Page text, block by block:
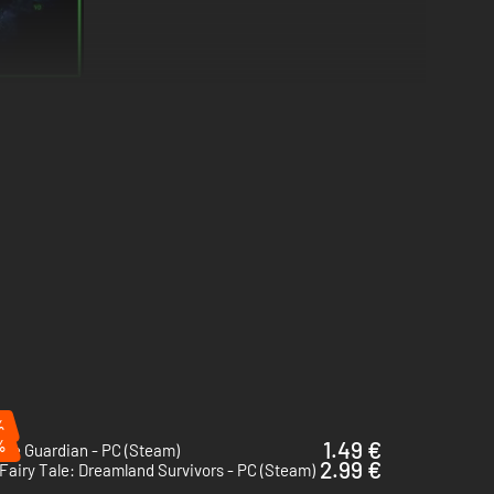
through enemies and incoming attacks, while collecting
pounding, glitchcore soundtrack from Milkypossum.
Guardian - PC (Steam)
1.49 €
Tale: Dreamland Survivors - PC (Steam) 2.99 €